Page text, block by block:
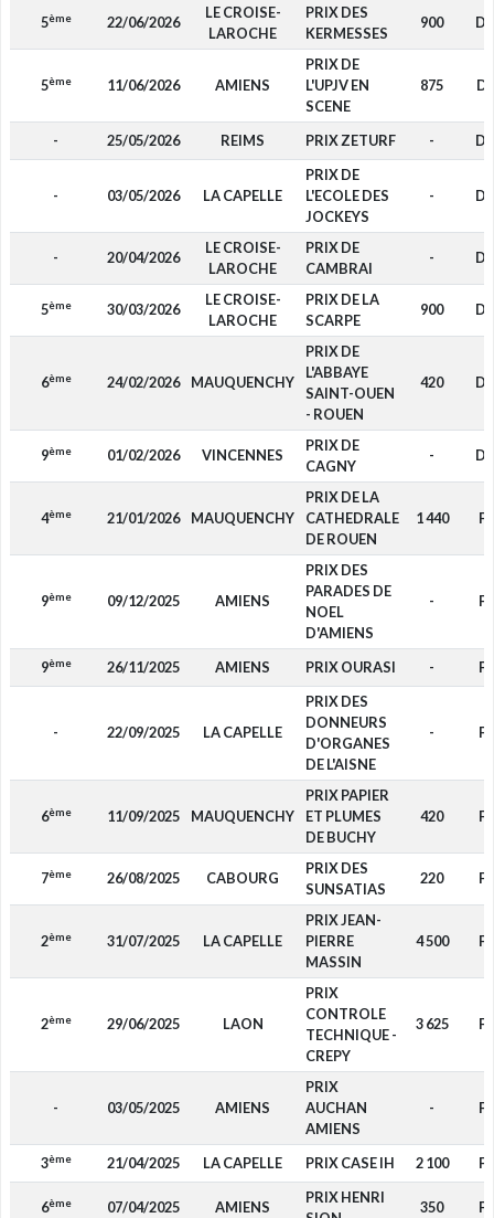
5ème 22/06/2026
LE CROISE-
LAROCHE
PRIX DES
KERMESSES
900
5ème 11/06/2026 AMIENS
PRIX DE
L'UPJV EN
SCENE
875 D4
- 25/05/2026 REIMS PRIX ZETURF -
- 03/05/2026 LA CAPELLE
PRIX DE
L'ECOLE DES
JOCKEYS
-
- 20/04/2026
LE CROISE-
LAROCHE
PRIX DE
CAMBRAI
-
5ème 30/03/2026
LE CROISE-
LAROCHE
PRIX DE LA
SCARPE
900
6ème 24/02/2026 MAUQUENCHY
PRIX DE
L'ABBAYE
SAINT-OUEN
- ROUEN
420
9ème 01/02/2026 VINCENNES
PRIX DE
CAGNY
-
4ème 21/01/2026 MAUQUENCHY
PRIX DE LA
CATHEDRALE
DE ROUEN
1 440 F4
9ème 09/12/2025 AMIENS
PRIX DES
PARADES DE
NOEL
D'AMIENS
- F4
9ème 26/11/2025 AMIENS PRIX OURASI - F4
- 22/09/2025 LA CAPELLE
PRIX DES
DONNEURS
D'ORGANES
DE L'AISNE
- F4
6ème 11/09/2025 MAUQUENCHY
PRIX PAPIER
ET PLUMES
DE BUCHY
420 F4
7ème 26/08/2025 CABOURG
PRIX DES
SUNSATIAS
220 F4
2ème 31/07/2025 LA CAPELLE
PRIX JEAN-
PIERRE
MASSIN
4 500 F4
2ème 29/06/2025 LAON
PRIX
CONTROLE
TECHNIQUE -
CREPY
3 625 F4
- 03/05/2025 AMIENS
PRIX
AUCHAN
AMIENS
- F4
3ème 21/04/2025 LA CAPELLE PRIX CASE IH 2 100 F4
6ème 07/04/2025 AMIENS
PRIX HENRI
350 F4